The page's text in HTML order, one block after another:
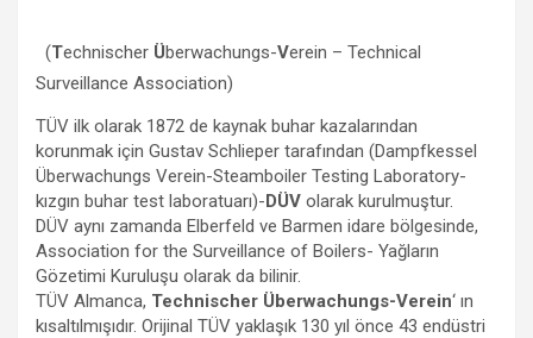
(Technischer Überwachungs-Verein – Technical
Surveillance Association)
TÜV ilk olarak 1872 de kaynak buhar kazalarından
korunmak için Gustav Schlieper tarafından (Dampfkessel
Überwachungs Verein-Steamboiler Testing Laboratory-
kızgın buhar test laboratuarı)-DÜV olarak kurulmuştur.
DÜV aynı zamanda Elberfeld ve Barmen idare bölgesinde,
Association for the Surveillance of Boilers- Yağların
Gözetimi Kuruluşu olarak da bilinir.
TÜV Almanca, Technischer Überwachungs-Verein‘ ın
kısaltılmışıdır. Orijinal TÜV yaklaşık 130 yıl önce 43 endüstri